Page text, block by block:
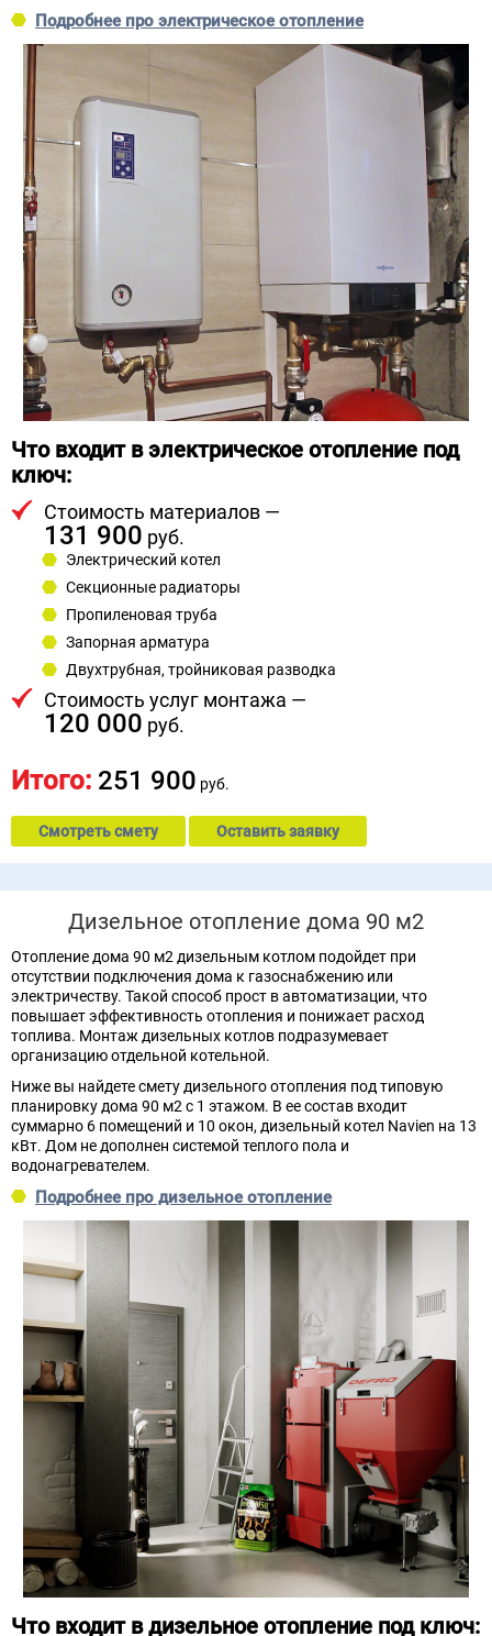
Подробнее про электрическое отопление
Что входит в электрическое отопление под
ключ:
Стоимость материалов —
131 900 руб.
Электрический котел
Секционные радиаторы
Пропиленовая труба
Запорная арматура
Двухтрубная, тройниковая разводка
Стоимость услуг монтажа —
120 000 руб.
Итого: 251 900 руб.
Смотреть смету Оставить заявку
Дизельное отопление дома 90 м2
Отопление дома 90 м2 дизельным котлом подойдет при
отсутствии подключения дома к газоснабжению или
электричеству. Такой способ прост в автоматизации, что
повышает эффективность отопления и понижает расход
топлива. Монтаж дизельных котлов подразумевает
организацию отдельной котельной.
Ниже вы найдете смету дизельного отопления под типовую
планировку дома 90 м2 с 1 этажом. В ее состав входит
суммарно 6 помещений и 10 окон, дизельный котел Navien на 13
кВт. Дом не дополнен системой теплого пола и
водонагревателем.
Подробнее про дизельное отопление
Что входит в дизельное отопление под ключ: